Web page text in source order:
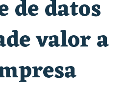
CON
de datos
valor a